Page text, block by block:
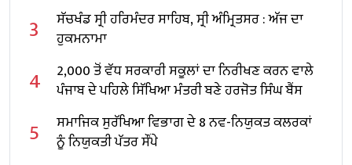
3
ਸੱਚਖੰਡ ਸ੍ਰੀ ਹਰਿਮੰਦਰ ਸਾਹਿਬ, ਸ੍ਰੀ ਅੰਮ੍ਰਿਤਸਰ : ਅੱਜ ਦਾ
ਹੁਕਮਨਾਮਾ
4
2,000 ਤੋਂ ਵੱਧ ਸਰਕਾਰੀ ਸਕੂਲਾਂ ਦਾ ਨਿਰੀਖਣ ਕਰਨ ਵਾਲੇ
ਪੰਜਾਬ ਦੇ ਪਹਿਲੇ ਸਿੱਖਿਆ ਮੰਤਰੀ ਬਣੇ ਹਰਜੋਤ ਸਿੰਘ ਬੈਂਸ
5
ਸਮਾਜਿਕ ਸੁਰੱਖਿਆ ਵਿਭਾਗ ਦੇ 8 ਨਵ-ਨਿਯੁਕਤ ਕਲਰਕਾਂ
ਨੂੰ ਨਿਯੁਕਤੀ ਪੱਤਰ ਸੌਂਪੇ